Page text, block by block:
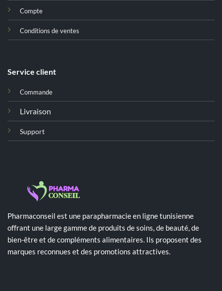
Compte
Conditions de ventes
Service client
Commande
Livraison
Support
Pharmaconseil est une parapharmacie en ligne tunisienne
offrant une large gamme de produits de soins, de beauté, de
bien-être et de compléments alimentaires. Ils proposent des
marques reconnues et des promotions attractives.